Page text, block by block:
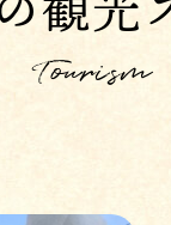
Tourism